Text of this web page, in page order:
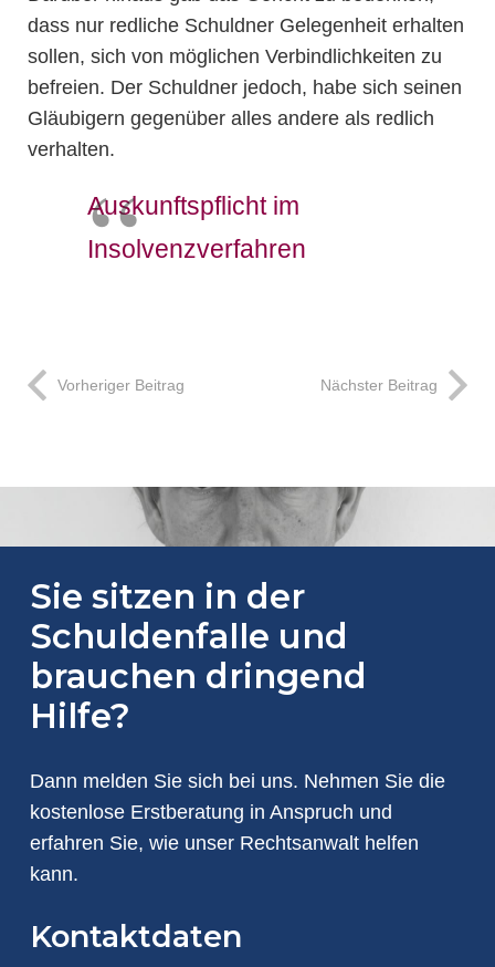
dass nur redliche Schuldner Gelegenheit erhalten
sollen, sich von möglichen Verbindlichkeiten zu
befreien. Der Schuldner jedoch, habe sich seinen
Gläubigern gegenüber alles andere als redlich
verhalten.
Auskunftspflicht im
Insolvenzverfahren
Vorheriger Beitrag Nächster Beitrag
Sie sitzen in der
Schuldenfalle und
brauchen dringend
Hilfe?
Dann melden Sie sich bei uns. Nehmen Sie die
kostenlose Erstberatung in Anspruch und
erfahren Sie, wie unser Rechtsanwalt helfen
kann.
Kontaktdaten